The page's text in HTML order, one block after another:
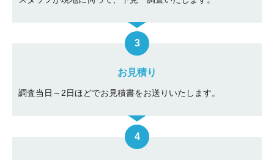
お見積り
調査当日～2日ほどでお見積書をお送りいたします。